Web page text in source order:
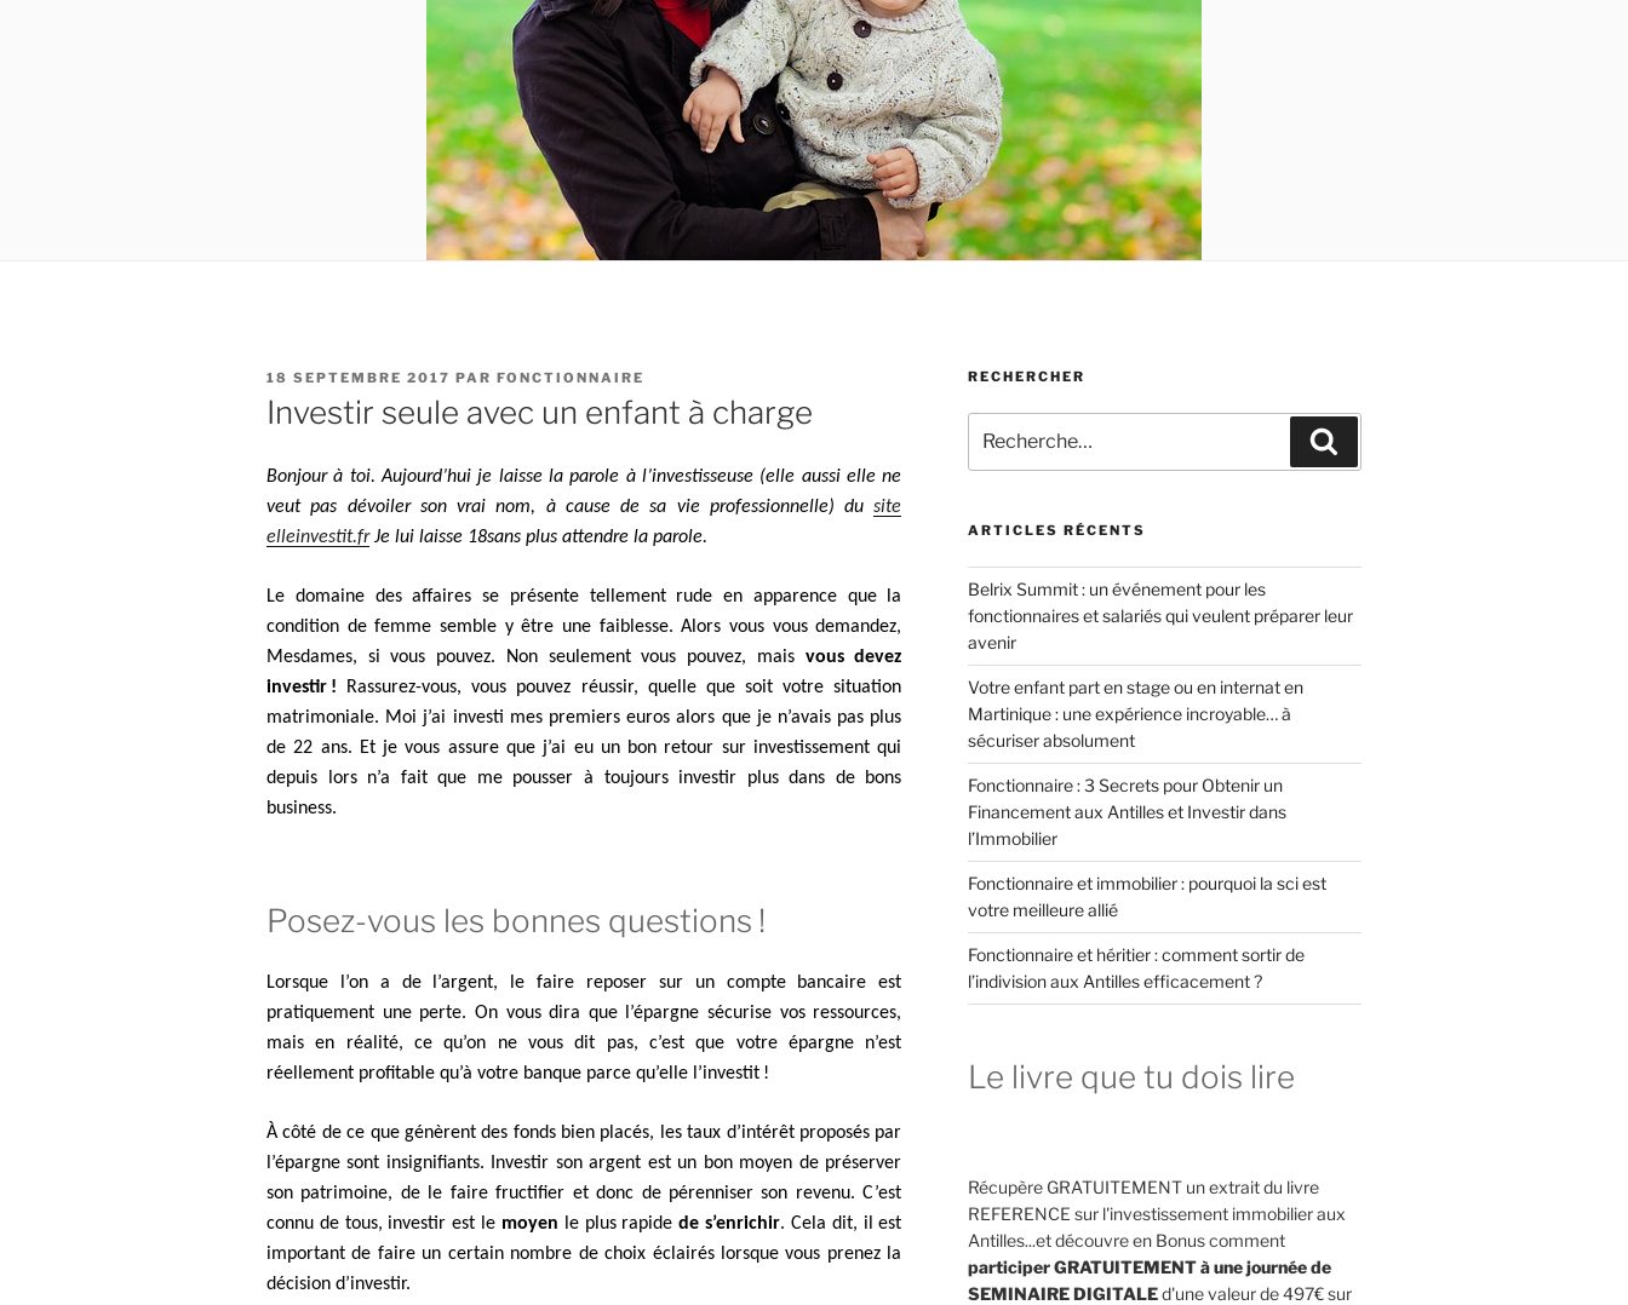
PUBLIÉ
LE
18 SEPTEMBRE 2017 PAR FONCTIONNAIRE
Investir seule avec un enfant à charge
Bonjour à toi. Aujourd’hui je laisse la parole à l’investisseuse (elle aussi elle ne
veut pas dévoiler son vrai nom, à cause de sa vie professionnelle) dusite
elleinvestit.frJe lui laisse 18sans plus attendre la parole.
Le domaine des affaires se présente tellement rude en apparence que la
condition de femme semble y être une faiblesse. Alors vous vous demandez,
Mesdames, si vous pouvez. Non seulement vous pouvez, mais vous devez
investir ! Rassurez-vous, vous pouvez réussir, quelle que soit votre situation
matrimoniale. Moi j’ai investi mes premiers euros alors que je n’avais pas plus
de 22 ans. Et je vous assure que j’ai eu un bon retour sur investissement qui
depuis lors n’a fait que me pousser à toujours investir plus dans de bons
business.
Posez-vous les bonnes questions !
Lorsque l’on a de l’argent, le faire reposer sur un compte bancaire est
pratiquement une perte. On vous dira que l’épargne sécurise vos ressources,
mais en réalité, ce qu’on ne vous dit pas, c’est que votre épargne n’est
réellement profitable qu’à votre banque parce qu’elle l’investit !
À côté de ce que génèrent des fonds bien placés, les taux d’intérêt proposés par
l’épargne sont insignifiants. Investir son argent est un bon moyen de préserver
son patrimoine, de le faire fructifier et donc de pérenniser son revenu. C’est
connu de tous, investir est le moyen le plus rapidede s’enrichir. Cela dit, il est
important de faire un certain nombre de choix éclairés lorsque vous prenez la
décision d’investir.
RECHERCHER
pour
:
ARTICLES RÉCENTS
Belrix Summit : un événement pour les
fonctionnaires et salariés qui veulent préparer leur
avenir
Votre enfant part en stage ou en internat en
Martinique : une expérience incroyable… à
sécuriser absolument
Fonctionnaire : 3 Secrets pour Obtenir un
Financement aux Antilles et Investir dans
l’Immobilier
Fonctionnaire et immobilier : pourquoi la sci est
votre meilleure allié
Fonctionnaire et héritier : comment sortir de
l’indivision aux Antilles efficacement ?
Le livre que tu dois lire
Récupère GRATUITEMENT un extrait du livre
REFERENCE sur l'investissement immobilier aux
Antilles...et découvre en Bonus comment
participer GRATUITEMENT à une journée de
SEMINAIRE DIGITALEd'une valeur de 497€ sur